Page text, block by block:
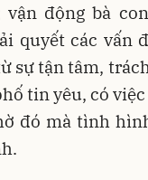
động bà
quyết các vấn
sự tận tâm,
tin yêu, có
đó mà tình